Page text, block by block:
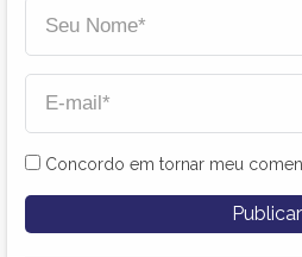
Concordo em tornar meu